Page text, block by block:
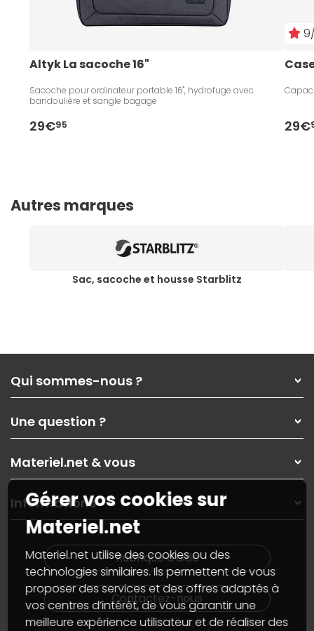
Altyk La sacoche 16"
Sacoche pour ordinateur portable 16", hydrofuge avec
bandoulière et sangle bagage
29€95 29€
Autres marques
Sac, sacoche et housse Starblitz
Qui sommes-nous ?
Nos services
Les magasins Materiel.net
Nos solutions pour les pros
Contactez-nous
Une question ?
Paiement, livraison
Garanties,Pack Zen
SAV, demander un retour
Informations
Guides d'achats et tutoriels
Materiel.net & vous
On répare votre PC portable
On rachète votre carte graphique
PC sur mesure : Votre RDV personnalisé
Notre démarche écologique
Materiel.net recrute
Notre programme d'affiliation
Partenariat & Sponsoring
Informations
Plan du site
Nos marques
Conditions générales de vente
Marketplace
Informations légales
Données personnellesetcookies
Gérer vos cookies
Rubrique d'aide
Contactez-nous
Gérer vos cookies sur
Materiel.net
Materiel.net utilise des cookies ou des
technologies similaires. Ils permettent de vous
proposer des services et des offres adaptés à
vos centres d’intérêt, de vous garantir une
meilleure expérience utilisateur et de réaliser des